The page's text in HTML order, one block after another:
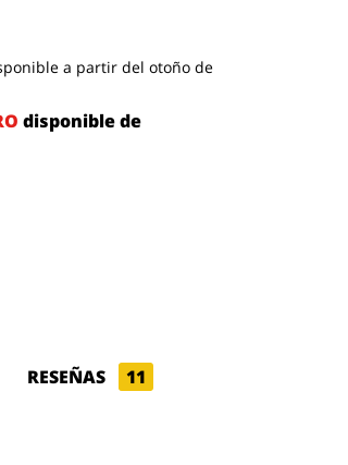
a partir del otoño de
disponible de
RESEÑAS 11